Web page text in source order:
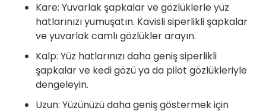
Kare: Yuvarlak şapkalar ve gözlüklerle yüz
hatlarınızı yumuşatın. Kavisli siperlikli şapkalar
ve yuvarlak camlı gözlükler arayın.
Kalp: Yüz hatlarınızı daha geniş siperlikli
şapkalar ve kedi gözü ya da pilot gözlükleriyle
dengeleyin.
Uzun: Yüzünüzü daha geniş göstermek için